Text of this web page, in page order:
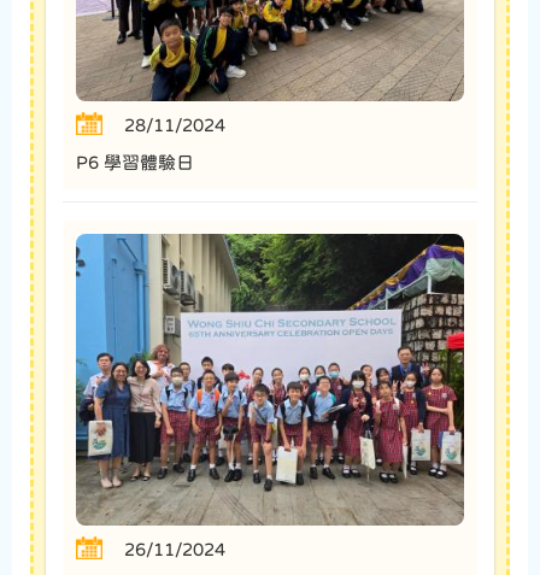
28/11/2024
P6 學習體驗日
26/11/2024